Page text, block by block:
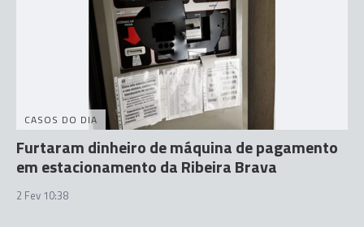
CASOS DO DIA
Furtaram dinheiro de máquina de pagamento
em estacionamento da Ribeira Brava
2 Fev 10:38